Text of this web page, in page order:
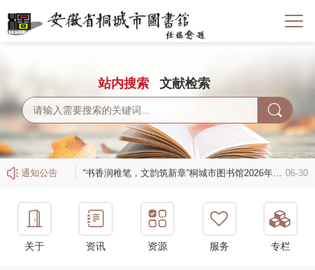
站内搜索 文献检索
通知公告
06-30
“书香润稚笔，文韵筑新章”桐城市图书馆2026年暑期公益培训班
07-30
“桐上观影”暑期电影放映活动（8月预告）
07-10
台风天气临时闭馆通知
06-30
“书香润稚笔，文韵筑新章”桐城市图书馆2026年暑期公益培训班
关于 资讯 资源 服务 专栏